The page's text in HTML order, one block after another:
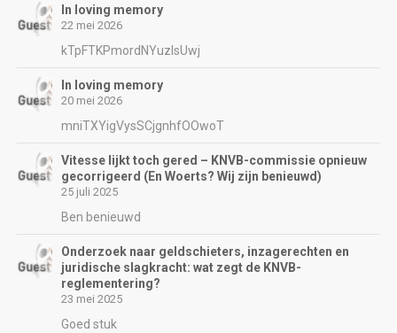
In loving memory
22 mei 2026
kTpFTKPmordNYuzIsUwj
In loving memory
20 mei 2026
mniTXYigVysSCjgnhfOOwoT
Vitesse lijkt toch gered – KNVB-commissie opnieuw
gecorrigeerd (En Woerts? Wij zijn benieuwd)
25 juli 2025
Ben benieuwd
Onderzoek naar geldschieters, inzagerechten en
juridische slagkracht: wat zegt de KNVB-
reglementering?
23 mei 2025
Goed stuk